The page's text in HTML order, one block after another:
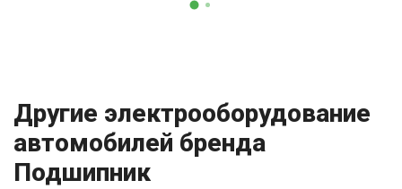
Другие электрооборудование
автомобилей бренда
Подшипник